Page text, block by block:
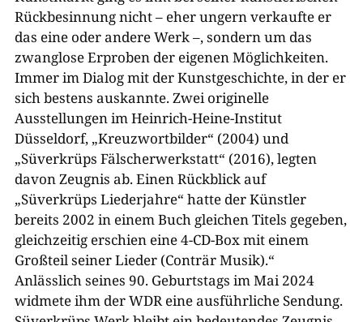
Rückbesinnung nicht – eher ungern verkaufte er
das eine oder andere Werk –, sondern um das
zwanglose Erproben der eigenen Möglichkeiten.
Immer im Dialog mit der Kunstgeschichte, in der er
sich bestens auskannte. Zwei originelle
Ausstellungen im Heinrich-Heine-Institut
Düsseldorf, „Kreuzwortbilder“ (2004) und
„Süverkrüps Fälscherwerkstatt“ (2016), legten
davon Zeugnis ab. Einen Rückblick auf
„Süverkrüps Liederjahre“ hatte der Künstler
bereits 2002 in einem Buch gleichen Titels gegeben,
gleichzeitig erschien eine 4-CD-Box mit einem
Großteil seiner Lieder (Conträr Musik).“
Anlässlich seines 90. Geburtstags im Mai 2024
widmete ihm der WDR eine ausführliche Sendung.